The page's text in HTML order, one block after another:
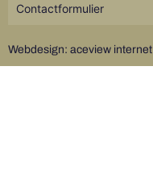
Webdesign: aceview internet
Contactformulier